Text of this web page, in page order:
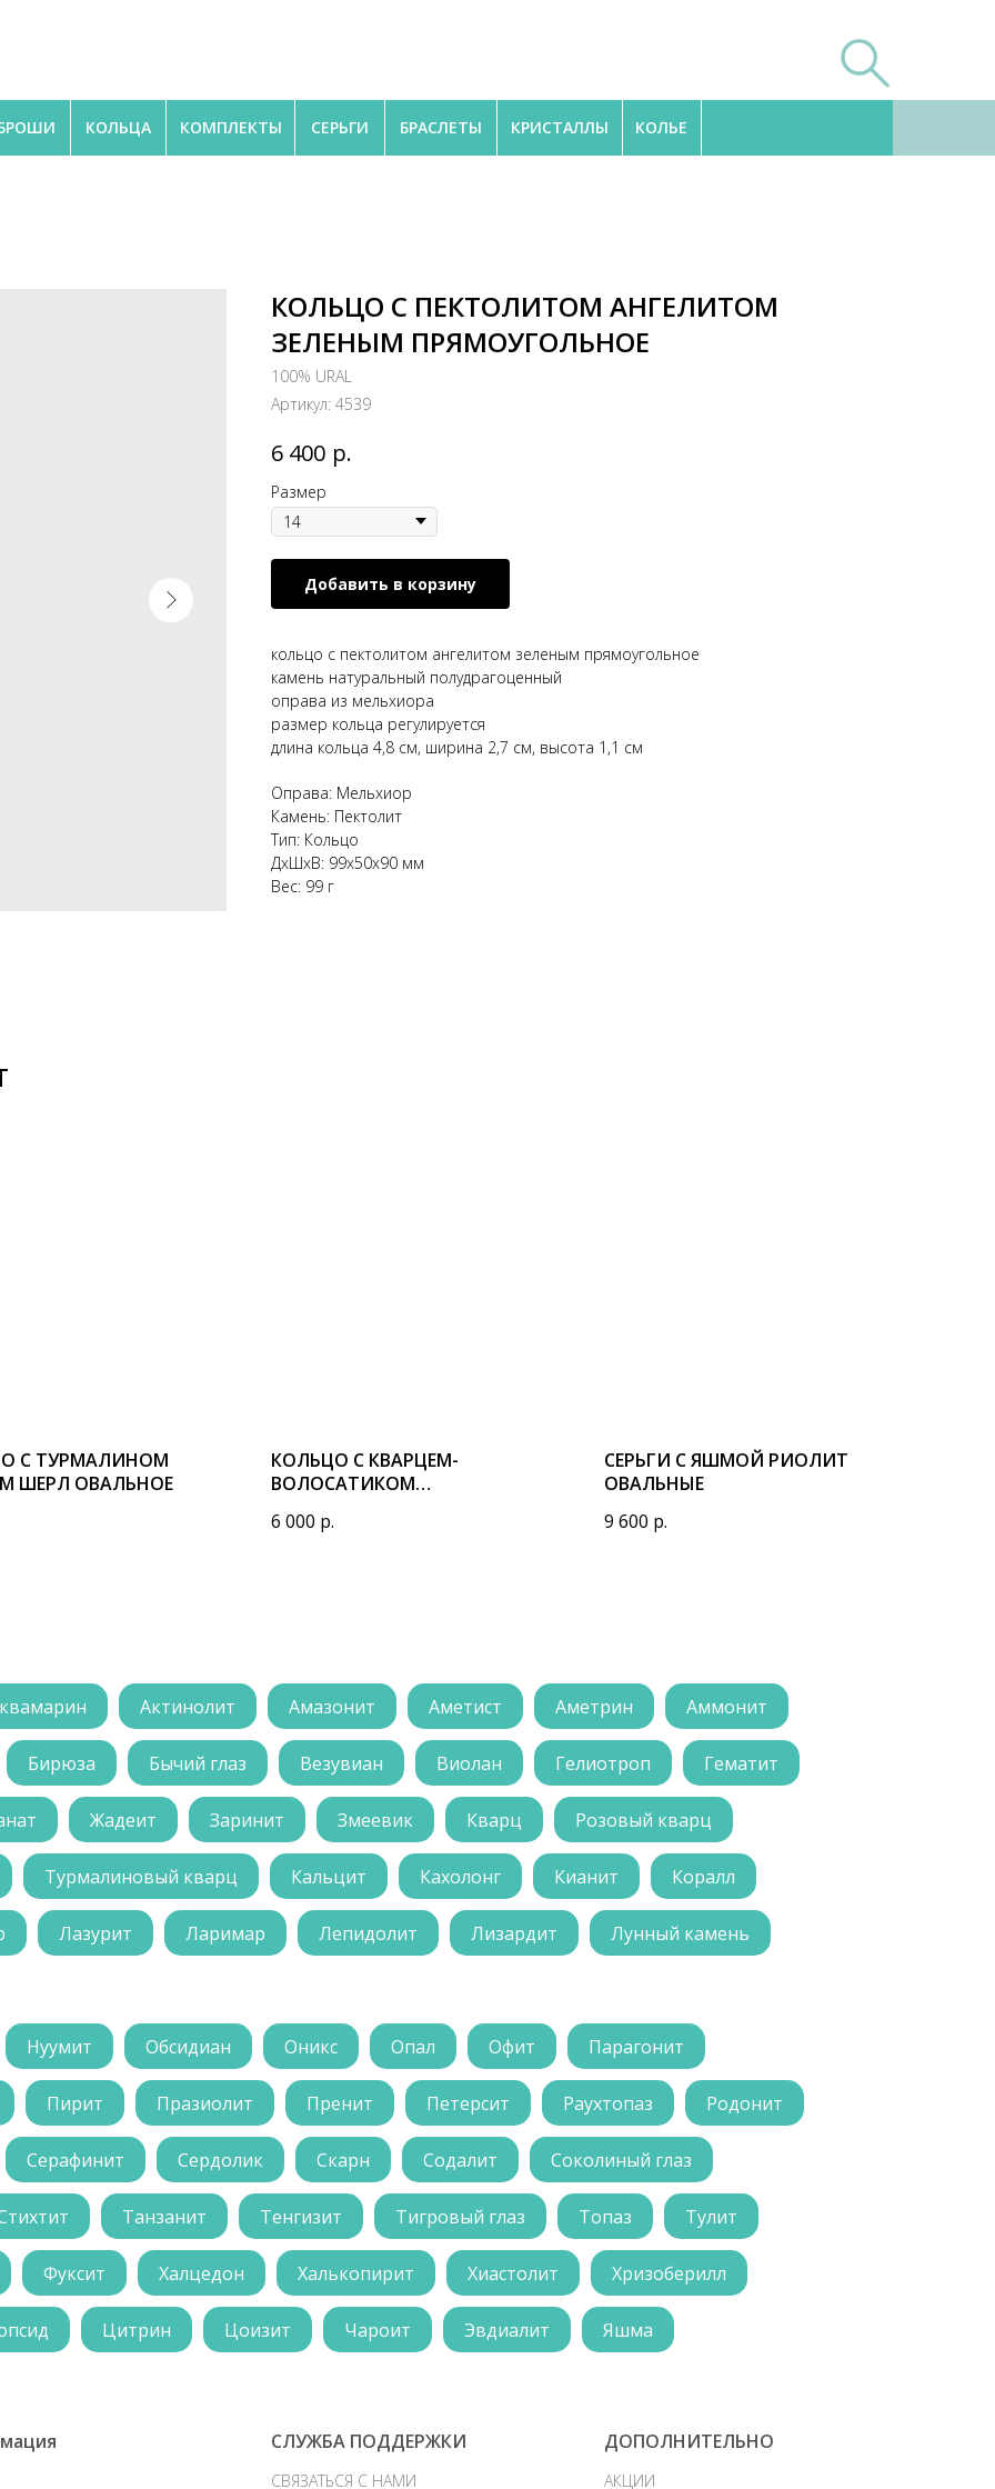
БРАСЛЕТЫ КОЛЬЕ
КРИСТАЛЛЫ
КОЛЬЦА КОМПЛЕКТЫ СЕРЬГИ
КОЛЬЦО С ПЕКТОЛИТОМ АНГЕЛИТОМ
ЗЕЛЕНЫМ ПРЯМОУГОЛЬНОЕ
100% URAL
Артикул: 4539
6 400 р.
Размер
Добавить в корзину
кольцо с пектолитом ангелитом зеленым прямоугольное
камень натуральный полудрагоценный
оправа из мельхиора
размер кольца регулируется
длина кольца 4,8 см, ширина 2,7 см, высота 1,1 см
Оправа: Мельхиор
Камень: Пектолит
Тип: Кольцо
ДxШxВ: 99x50x90 мм
Вес: 99 г
С ТУРМАЛИНОМ
ШЕРЛ ОВАЛЬНОЕ
КОЛЬЦО С КВАРЦЕМ-
ВОЛОСАТИКОМ
6 000 р.
СЕРЬГИ С ЯШМОЙ РИОЛИТ
ОВАЛЬНЫЕ
9 600 р.
Актинолит Амазонит Аметист Аметрин Аммонит
Бирюза Бычий глаз Везувиан Виолан Гелиотроп Гематит
Жадеит Заринит Змеевик Кварц Розовый кварц
Турмалиновый кварц Кальцит Кахолонг Кианит Коралл
Лазурит Ларимар Лепидолит Лизардит Лунный камень
Нуумит Обсидиан Оникс Опал Офит Парагонит
Пирит Празиолит Пренит Петерсит Раухтопаз Родонит
Серафинит Сердолик Скарн Содалит Соколиный глаз
Танзанит Тенгизит Тигровый глаз Топаз Тулит
Фуксит Халцедон Халькопирит Хиастолит Хризоберилл
Цитрин Цоизит Чароит Эвдиалит Яшма
СЛУЖБА ПОДДЕРЖКИ
СВЯЗАТЬСЯ С НАМИ
ДОПОЛНИТЕЛЬНО
АКЦИИ